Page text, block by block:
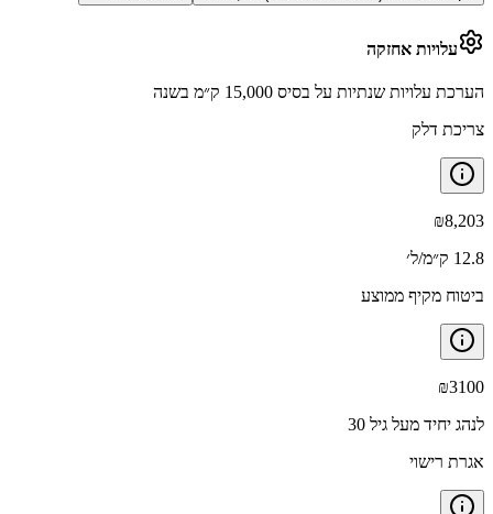
עלויות אחזקה
הערכת עלויות שנתיות על בסיס 15,000 ק״מ בשנה
צריכת דלק
₪8,203
12.8 ק״מ/ל׳
ביטוח מקיף ממוצע
₪3100
לנהג יחיד מעל גיל 30
אגרת רישוי